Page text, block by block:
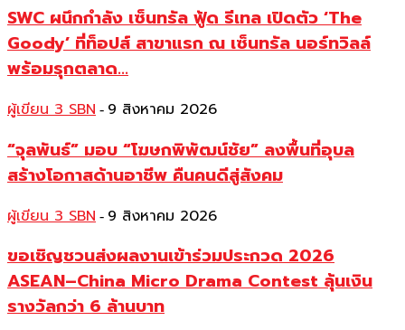
SWC ผนึกกำลัง เซ็นทรัล ฟู้ด รีเทล เปิดตัว ‘The
Goody’ ที่ท็อปส์ สาขาแรก ณ เซ็นทรัล นอร์ทวิลล์
พร้อมรุกตลาด...
ผู้เขียน 3 SBN - 9 สิงหาคม 2026
“จุลพันธ์” มอบ “โฆษกพิพัฒน์ชัย” ลงพื้นที่อุบล
สร้างโอกาสด้านอาชีพ คืนคนดีสู่สังคม
ผู้เขียน 3 SBN - 9 สิงหาคม 2026
ขอเชิญชวนส่งผลงานเข้าร่วมประกวด 2026
ASEAN–China Micro Drama Contest ลุ้นเงิน
รางวัลกว่า 6 ล้านบาท